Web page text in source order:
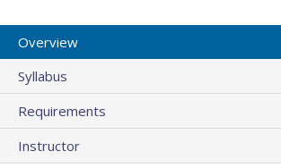
Overview
Syllabus
Requirements
Instructor